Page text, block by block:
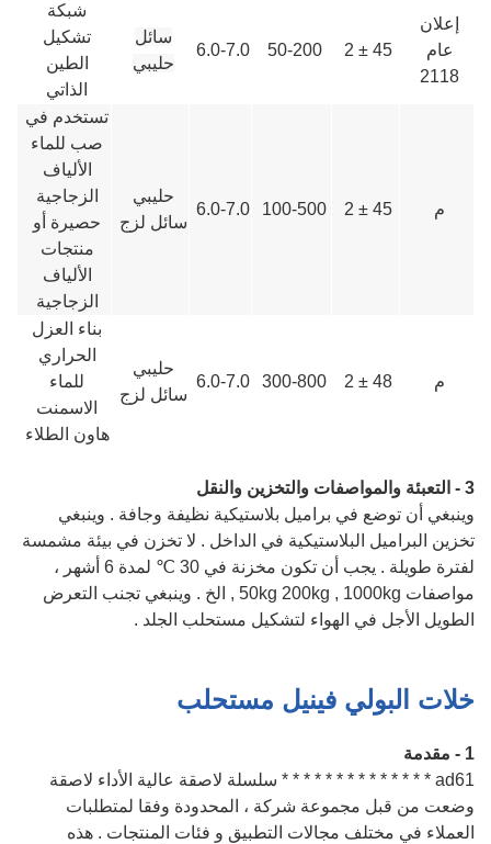
إعلان
عام
2118
45 ± 2
50-200
6.0-7.0
سائل
حليبي
شبكة
تشكيل
الطين
الذاتي
م 45 ± 2
100-500
6.0-7.0
حليبي
سائل لزج
تستخدم في
صب للماء
الألياف
الزجاجية
حصيرة أو
منتجات
الألياف
الزجاجية
م 48 ± 2
300-800
6.0-7.0
حليبي
سائل لزج
بناء العزل
الحراري
للماء
الاسمنت
هاون الطلاء
3 - التعبئة والمواصفات والتخزين والنقل
وينبغي أن توضع في براميل بلاستيكية نظيفة وجافة . وينبغي
تخزين البراميل البلاستيكية في الداخل . لا تخزن في بيئة مشمسة
لفترة طويلة . يجب أن تكون مخزنة في 30 ℃ لمدة 6 أشهر ،
مواصفات 50kg 200kg , 1000kg , الخ . وينبغي تجنب التعرض
الطويل الأجل في الهواء لتشكيل مستحلب الجلد .
خلات البولي فينيل مستحلب
1 - مقدمة
ad61 * * * * * * * * * * * * * * سلسلة لاصقة عالية الأداء لاصقة
وضعت من قبل مجموعة شركة ، المحدودة وفقا لمتطلبات
العملاء في مختلف مجالات التطبيق و فئات المنتجات . هذه